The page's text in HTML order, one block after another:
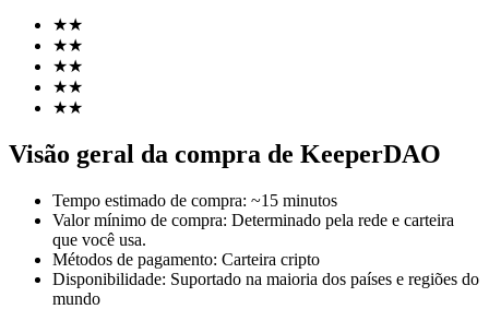
Futuros COIN-M
Futuros de criptomoeda
★★
★★
★★
★★
★★
Visão geral da compra de KeeperDAO
Tempo estimado de compra: ~15 minutos
Valor mínimo de compra: Determinado pela rede e carteira
que você usa.
Métodos de pagamento: Carteira cripto
Disponibilidade: Suportado na maioria dos países e regiões do
mundo